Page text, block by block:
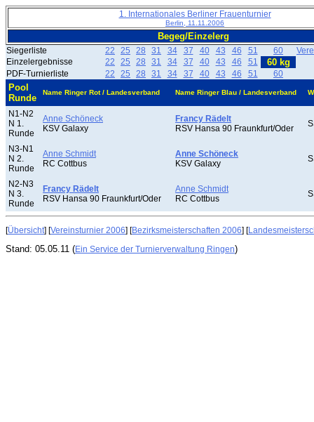
1. Internationales Berliner Frauenturnier
Berlin, 11.11.2006
Begeg/Einzelerg
Siegerliste 22 25 28 31 34 37 40 43 46 51 60
Einzelergebnisse
22 25 28 31 34 37 40 43 46 51 60 kg
PDF-Turnierliste 22 25 28 31 34 37 40 43 46 51 60
Pool
Runde
Name Ringer Rot / Landesverband Name Ringer Blau / Landesverband
N1-N2
N 1.
Runde
Anne Schöneck
KSV Galaxy
Francy Rädelt
RSV Hansa 90 Fraunkfurt/Oder
N3-N1
N 2.
Runde
Anne Schmidt
RC Cottbus
Anne Schöneck
KSV Galaxy
N2-N3
N 3.
Runde
Francy Rädelt
RSV Hansa 90 Fraunkfurt/Oder
Anne Schmidt
RC Cottbus
[Übersicht] [Vereinsturnier 2006] [Bezirksmeisterschaften 2006] [
Stand: 05.05.11 (Ein Service der Turnierverwaltung Ringen)